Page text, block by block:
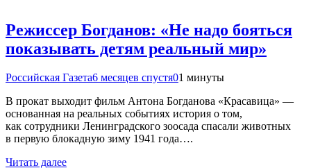
Режиссер Богданов: «Не надо бояться
показывать детям реальный мир»
Российская Газета6 месяцев спустя01 минуты
В прокат выходит фильм Антона Богданова «Красавица» —
основанная на реальных событиях история о том,
как сотрудники Ленинградского зоосада спасали животных
в первую блокадную зиму 1941 года….
Читать далее